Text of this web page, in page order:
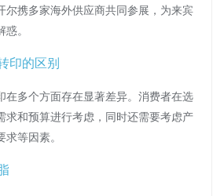
尔携多家海外供应商共同参展，为来宾
。
印的区别
在多个方面存在显著差异。消费者在选
求和预算进行考虑，同时还需要考虑产
等因素。